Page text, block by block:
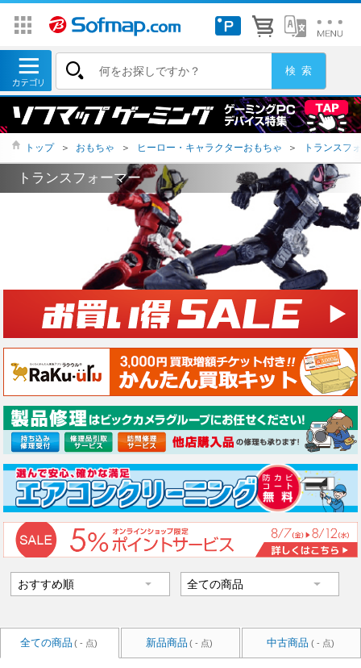
トップ ＞ おもちゃ ＞ ヒーロー・キャラクターおもちゃ ＞ トランスフ
トランスフォーマー
全ての商品 ( - 点) 新品商品 ( - 点) 中古商品 ( - 点)